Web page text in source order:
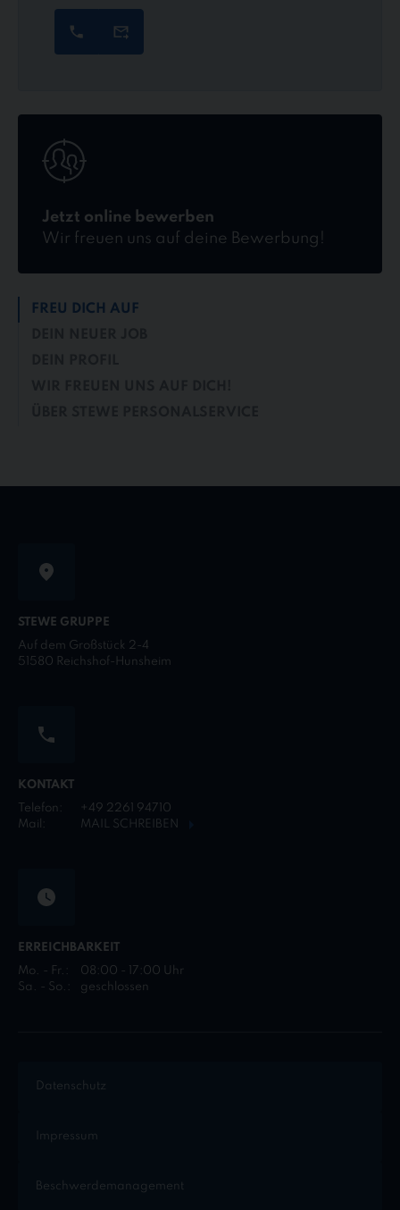
Jetzt online bewerben
Wir freuen uns auf deine Bewerbung!
online
bewerben
FREU DICH AUF
STEWE GRUPPE
Auf dem Großstück 2-4
51580 Reichshof-Hunsheim
KONTAKT
Telefon:
+49 2261 94710
Mail:
MAIL SCHREIBEN
ERREICHBARKEIT
Mo. - Fr.:
08:00 - 17:00 Uhr
Sa. - So.:
geschlossen
Datenschutz
Impressum
Beschwerdemanagement